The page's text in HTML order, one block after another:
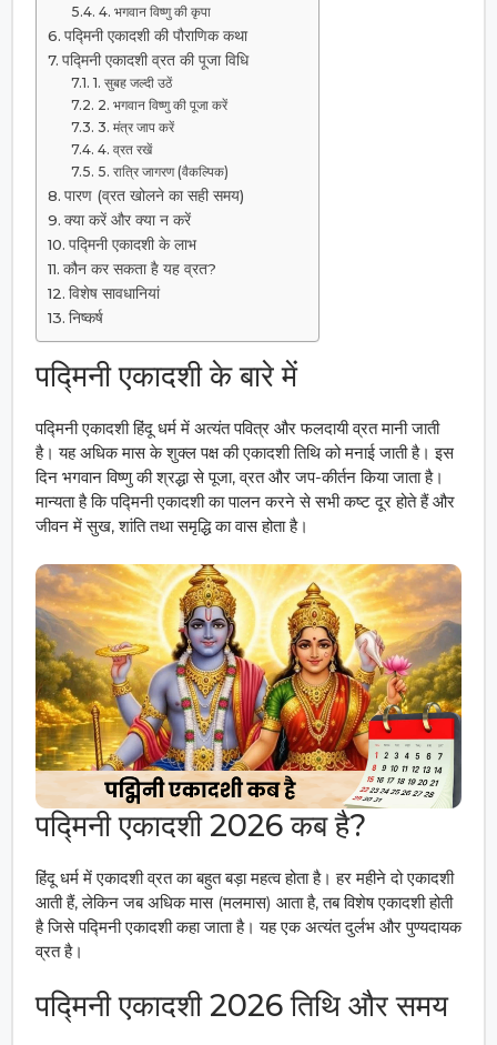
4. भगवान विष्णु की कृपा
पद्मिनी एकादशी की पौराणिक कथा
पद्मिनी एकादशी व्रत की पूजा विधि
1. सुबह जल्दी उठें
2. भगवान विष्णु की पूजा करें
3. मंत्र जाप करें
4. व्रत रखें
5. रात्रि जागरण (वैकल्पिक)
पारण (व्रत खोलने का सही समय)
क्या करें और क्या न करें
पद्मिनी एकादशी के लाभ
कौन कर सकता है यह व्रत?
विशेष सावधानियां
निष्कर्ष
पद्मिनी एकादशी के बारे में
पद्मिनी एकादशी हिंदू धर्म में अत्यंत पवित्र और फलदायी व्रत मानी जाती
है। यह अधिक मास के शुक्ल पक्ष की एकादशी तिथि को मनाई जाती है। इस
दिन भगवान विष्णु की श्रद्धा से पूजा, व्रत और जप-कीर्तन किया जाता है।
मान्यता है कि पद्मिनी एकादशी का पालन करने से सभी कष्ट दूर होते हैं और
जीवन में सुख, शांति तथा समृद्धि का वास होता है।
पद्मिनी एकादशी 2026 कब है?
हिंदू धर्म में एकादशी व्रत का बहुत बड़ा महत्व होता है। हर महीने दो एकादशी
आती हैं, लेकिन जब अधिक मास (मलमास) आता है, तब विशेष एकादशी होती
है जिसे पद्मिनी एकादशी कहा जाता है। यह एक अत्यंत दुर्लभ और पुण्यदायक
व्रत है।
पद्मिनी एकादशी 2026 तिथि और समय